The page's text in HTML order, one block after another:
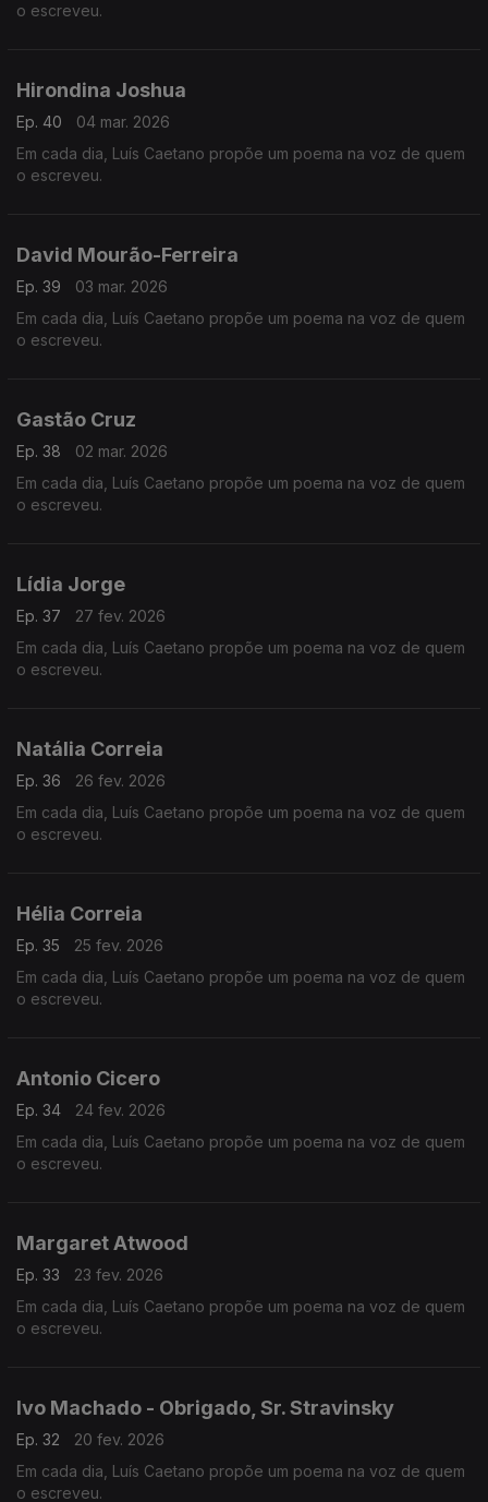
o escreveu.
Hirondina Joshua
Ep. 40
04 mar. 2026
Em cada dia, Luís Caetano propõe um poema na voz de quem
o escreveu.
David Mourão-Ferreira
Ep. 39
03 mar. 2026
Em cada dia, Luís Caetano propõe um poema na voz de quem
o escreveu.
Gastão Cruz
Ep. 38
02 mar. 2026
Em cada dia, Luís Caetano propõe um poema na voz de quem
o escreveu.
Lídia Jorge
Ep. 37
27 fev. 2026
Em cada dia, Luís Caetano propõe um poema na voz de quem
o escreveu.
Natália Correia
Ep. 36
26 fev. 2026
Em cada dia, Luís Caetano propõe um poema na voz de quem
o escreveu.
Hélia Correia
Ep. 35
25 fev. 2026
Em cada dia, Luís Caetano propõe um poema na voz de quem
o escreveu.
Antonio Cicero
Ep. 34
24 fev. 2026
Em cada dia, Luís Caetano propõe um poema na voz de quem
o escreveu.
Margaret Atwood
Ep. 33
23 fev. 2026
Em cada dia, Luís Caetano propõe um poema na voz de quem
o escreveu.
Ivo Machado - Obrigado, Sr. Stravinsky
Ep. 32
20 fev. 2026
Em cada dia, Luís Caetano propõe um poema na voz de quem
o escreveu.